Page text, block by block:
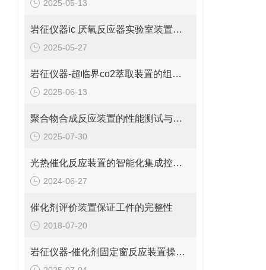
2025-05-13
岩征仪器ic 厌氧反应器实验室装置工作原理
2025-05-27
岩征仪器-超临界co2萃取装置的组成部分
2025-06-13
聚合物合成反应装置的性能测试与优化方法
2025-07-30
光热催化反应装置的智能化集成控制系统与在线监测技术分析
2024-06-27
催化剂评价装置保证工件的完整性
2018-07-20
岩征仪器-催化剂固定窗反应装置操作使用